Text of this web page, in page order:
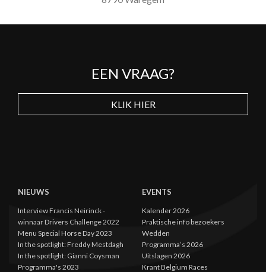
EEN VRAAG?
KLIK HIER
NIEUWS
Interview Francis Neirinck -
winnaar Drivers Challenge 2022
Menu Special Horse Day 2023
In the spotlight: Freddy Mestdagh
In the spotlight: Gianni Coysman
Programma's 2023
EVENTS
Kalender 2026
Praktische info bezoekers
Wedden
Programma’s 2026
Uitslagen 2026
Krant Belgium Races